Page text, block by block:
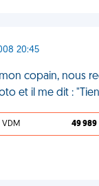
20:45
copain, nous
et il me dit :
VDM 49 989